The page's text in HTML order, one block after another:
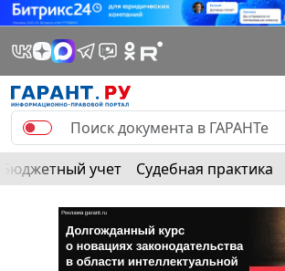
Бюджетный учет Судебная практика